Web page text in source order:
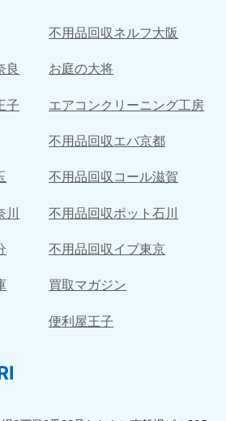
不用品回収ネルフ大阪
良 お庭の大将
子 エアコンクリーニング工房
不用品回収エバ京都
不用品回収コール滋賀
不用品回収ポット石川
不用品回収イブ東京
買取マガジン
便利屋王子